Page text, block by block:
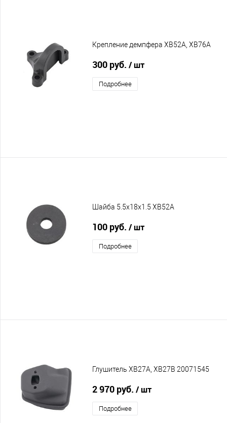
Крепление демпфера XB52A, XB76A
300 руб. / шт
Подробнее
Шайба 5.5x18x1.5 XB52A
100 руб. / шт
Подробнее
Глушитель XB27A, XB27B 20071545
2 970 руб. / шт
Подробнее